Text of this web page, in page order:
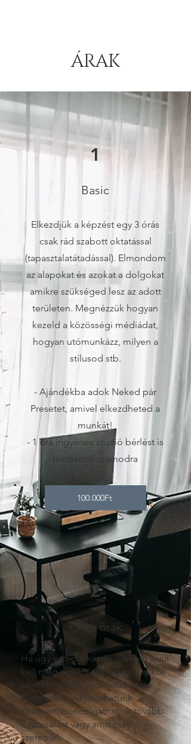
ÁRAK
1
Basic
Elkezdjük a képzést egy 3 órás
csak rád szabott oktatással
(tapasztalatátadással). Elmondom
az alapokat és azokat a dolgokat
amikre szükséged lesz az adott
területen. Megnézzük hogyan
kezeld a közösségi médiádat,
hogyan utómunkázz, milyen a
stílusod stb.
- Ajándékba adok Neked pár
Presetet, amivel elkezdheted a
munkát!
- 1 óra ingyenes stúdió bérlést is
biztosítok számodra
100.000Ft
2
Extra órák
Ha úgy érzed a kezdő löketen kívül
kell még egy kis támogatás, akkor
szívesen állok rendelkezésedre
több órára is. Fotózhatunk
közösen, boncolgathatjuk tovább
a retusálást vagy amit csak
szeretnél.